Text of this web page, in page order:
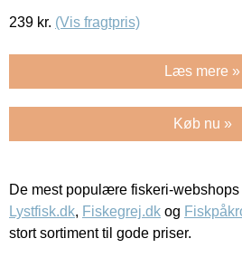
239 kr. (Vis fragtpris)
Læs mere »
Køb nu »
De mest populære fiskeri-
Lystfisk.dk, Fiskegrej.dk og
stort sortiment til gode priser.